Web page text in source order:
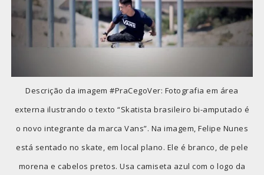
Descrição da imagem #PraCegoVer: Fotografia em área
externa ilustrando o texto “Skatista brasileiro bi-amputado é
o novo integrante da marca Vans”. Na imagem, Felipe Nunes
está sentado no skate, em local plano. Ele é branco, de pele
morena e cabelos pretos. Usa camiseta azul com o logo da